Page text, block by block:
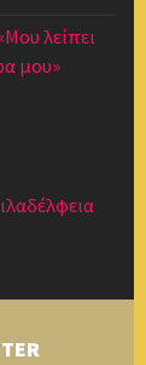
λείπει
μου»